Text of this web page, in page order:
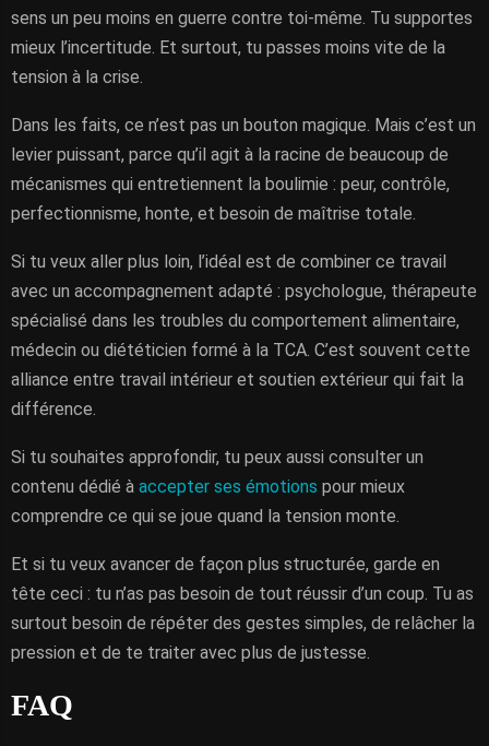
sens un peu moins en guerre contre toi-même. Tu supportes
mieux l’incertitude. Et surtout, tu passes moins vite de la
tension à la crise.
Dans les faits, ce n’est pas un bouton magique. Mais c’est un
levier puissant, parce qu’il agit à la racine de beaucoup de
mécanismes qui entretiennent la boulimie : peur, contrôle,
perfectionnisme, honte, et besoin de maîtrise totale.
Si tu veux aller plus loin, l’idéal est de combiner ce travail
avec un accompagnement adapté : psychologue, thérapeute
spécialisé dans les troubles du comportement alimentaire,
médecin ou diététicien formé à la TCA. C’est souvent cette
alliance entre travail intérieur et soutien extérieur qui fait la
différence.
Si tu souhaites approfondir, tu peux aussi consulter un
contenu dédié à accepter ses émotions pour mieux
comprendre ce qui se joue quand la tension monte.
Et si tu veux avancer de façon plus structurée, garde en
tête ceci : tu n’as pas besoin de tout réussir d’un coup. Tu as
surtout besoin de répéter des gestes simples, de relâcher la
pression et de te traiter avec plus de justesse.
FAQ